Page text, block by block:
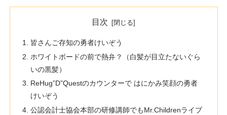
目次
皆さんご存知の勇者けいぞう
ホワイトボードの前で熱弁？（白髪が目立たないぐら
いの黒髪）
ReHug”D”Questのカウンターで はにかみ笑顔の勇者
けいぞう
公認会計士協会本部の研修講師でもMr.Childrenライブ